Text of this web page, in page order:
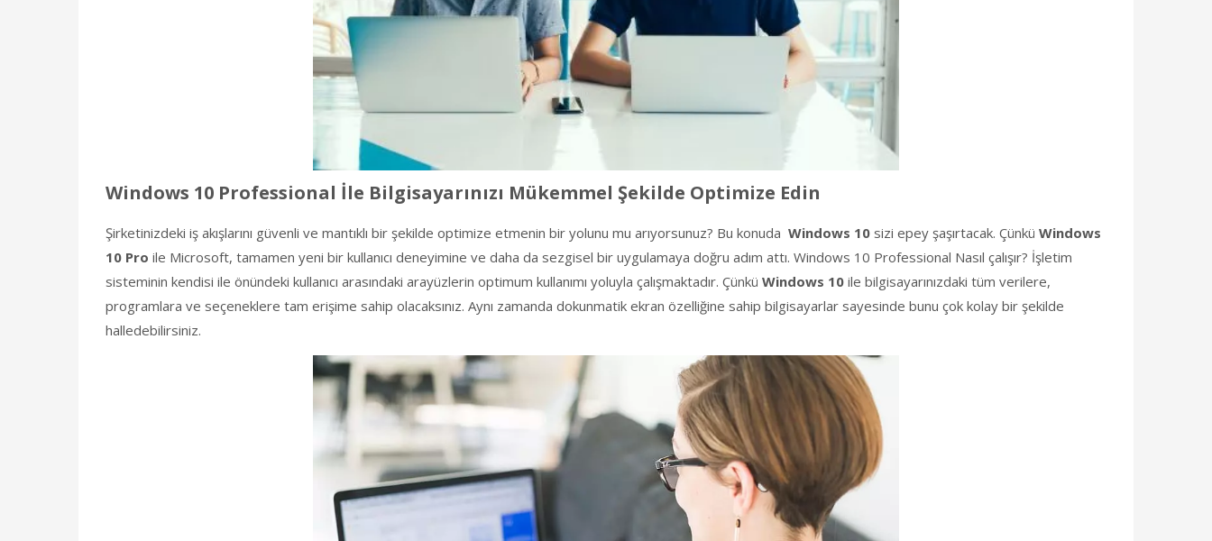
Windows 10 Professional İle Bilgisayarınızı Mükemmel Şekilde Optimize Edin
Şirketinizdeki iş akışlarını güvenli ve mantıklı bir şekilde optimize etmenin bir yolunu mu arıyorsunuz? Bu konuda Windows 10 sizi epey şaşırtacak. Çünkü Windows
10 Pro ile Microsoft, tamamen yeni bir kullanıcı deneyimine ve daha da sezgisel bir uygulamaya doğru adım attı. Windows 10 Professional Nasıl çalışır? İşletim
sisteminin kendisi ile önündeki kullanıcı arasındaki arayüzlerin optimum kullanımı yoluyla çalışmaktadır. Çünkü Windows 10 ile bilgisayarınızdaki tüm verilere,
programlara ve seçeneklere tam erişime sahip olacaksınız. Aynı zamanda dokunmatik ekran özelliğine sahip bilgisayarlar sayesinde bunu çok kolay bir şekilde
halledebilirsiniz.